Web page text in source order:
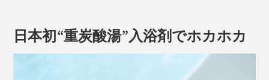
日本初“重炭酸湯”入浴剤でホカホカ